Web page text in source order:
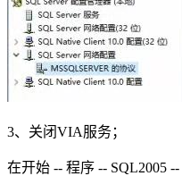
3、关闭VIA服务；
在开始 -- 程序 -- SQL2005